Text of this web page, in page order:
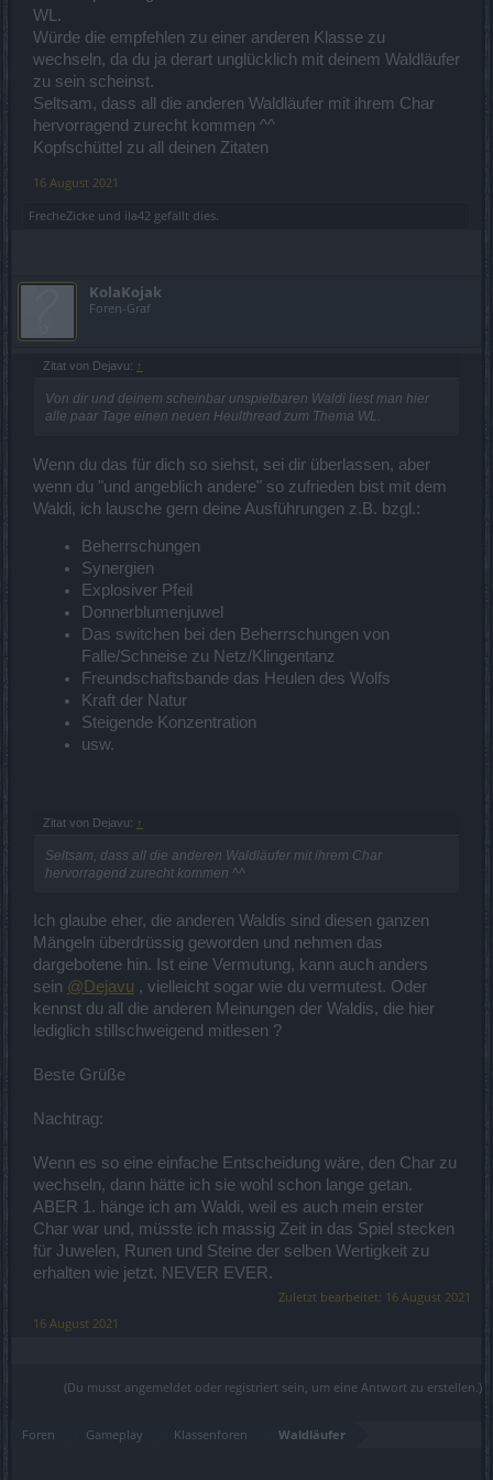
NUR uns Waldis vorbehalten ist, so wie bei den Beherrschungen
wo man die Skills wechseln MUSS um die entsprechenden Resis
zu brechen.
Ich bin kein "Daumen hoch" oder Likes Sammler, ich will auch nicht
bevorteilt werden, ABER eben noch weniger benachteilig werden.
WL.
Würde die empfehlen zu einer anderen Klasse zu
wechseln, da du ja derart unglücklich mit deinem Waldläufer
zu sein scheinst.
Seltsam, dass all die anderen Waldläufer mit ihrem Char
hervorragend zurecht kommen ^^
Kopfschüttel zu all deinen Zitaten
16 August 2021
FrecheZicke und ila42 gefällt dies.
KolaKojak
Foren-Graf
Zitat von Dejavu: ↑
Von dir und deinem scheinbar unspielbaren Waldi liest man hier
alle paar Tage einen neuen Heulthread zum Thema WL.
Wenn du das für dich so siehst, sei dir überlassen, aber
wenn du "und angeblich andere" so zufrieden bist mit dem
Waldi, ich lausche gern deine Ausführungen z.B. bzgl.:
Beherrschungen
Synergien
Explosiver Pfeil
Donnerblumenjuwel
Das switchen bei den Beherrschungen von
Falle/Schneise zu Netz/Klingentanz
Freundschaftsbande das Heulen des Wolfs
Kraft der Natur
Steigende Konzentration
usw.
Zitat von Dejavu: ↑
Seltsam, dass all die anderen Waldläufer mit ihrem Char
hervorragend zurecht kommen ^^
Ich glaube eher, die anderen Waldis sind diesen ganzen
Mängeln überdrüssig geworden und nehmen das
dargebotene hin. Ist eine Vermutung, kann auch anders
sein @Dejavu , vielleicht sogar wie du vermutest. Oder
kennst du all die anderen Meinungen der Waldis, die hier
lediglich stillschweigend mitlesen ?
Beste Grüße
Nachtrag:
Wenn es so eine einfache Entscheidung wäre, den Char zu
wechseln, dann hätte ich sie wohl schon lange getan.
ABER 1. hänge ich am Waldi, weil es auch mein erster
Char war und, müsste ich massig Zeit in das Spiel stecken
für Juwelen, Runen und Steine der selben Wertigkeit zu
erhalten wie jetzt. NEVER EVER.
Zuletzt bearbeitet: 16 August 2021
16 August 2021
(Du musst angemeldet oder registriert sein, um eine Antwort zu erstellen.)
Foren Gameplay Klassenforen Waldläufer